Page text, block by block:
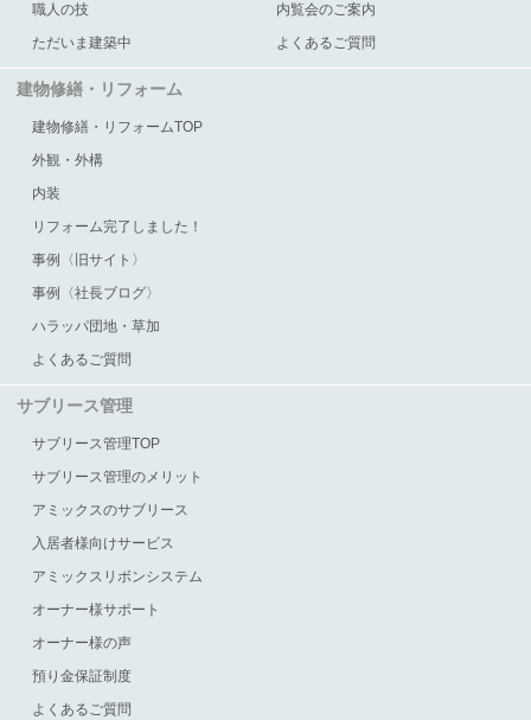
職人の技
内覧会のご案内
ただいま建築中
よくあるご質問
建物修繕・リフォーム
建物修繕・リフォームTOP
外観・外構
内装
リフォーム完了しました！
事例〈旧サイト〉
事例〈社長ブログ〉
ハラッパ団地・草加
よくあるご質問
サブリース管理
サブリース管理TOP
サブリース管理のメリット
アミックスのサブリース
入居者様向けサービス
アミックスリボンシステム
オーナー様サポート
オーナー様の声
預り金保証制度
よくあるご質問